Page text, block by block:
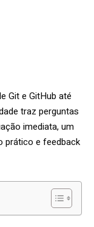
Git e GitHub até
traz perguntas
imediata, um
prático e feedback